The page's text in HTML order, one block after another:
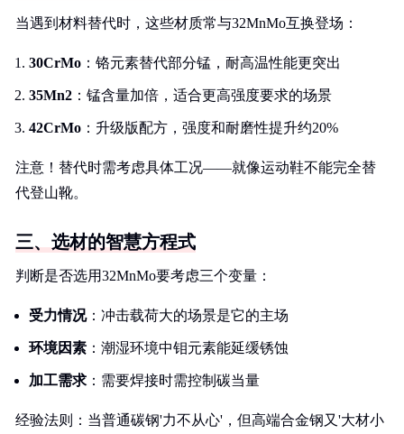
当遇到材料替代时，这些材质常与32MnMo互换登场：
30CrMo ：铬元素替代部分锰，耐高温性能更突出
35Mn2 ：锰含量加倍，适合更高强度要求的场景
42CrMo ：升级版配方，强度和耐磨性提升约20%
注意！替代时需考虑具体工况——就像运动鞋不能完全替
代登山靴。
三、选材的智慧方程式
判断是否选用32MnMo要考虑三个变量：
受力情况：冲击载荷大的场景是它的主场
环境因素 ：潮湿环境中钼元素能延缓锈蚀
加工需求 ：需要焊接时需控制碳当量
经验法则：当普通碳钢'力不从心'，但高端合金钢又'大材小